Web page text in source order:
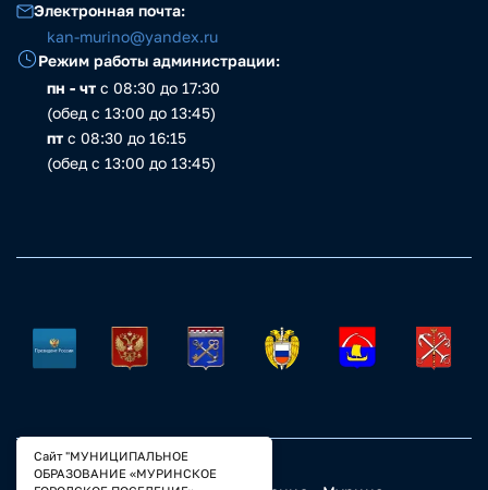
Электронная почта:
kan-murino@yandex.ru
Режим работы администрации:
пн - чт с 08:30 до 17:30
(обед с 13:00 до 13:45)
пт с 08:30 до 16:15
(обед с 13:00 до 13:45)
Сайт "МУНИЦИПАЛЬНОЕ
ОБРАЗОВАНИЕ «МУРИНСКОЕ